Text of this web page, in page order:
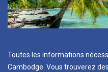
Toutes les informations
Cambodge. Vous trouverez